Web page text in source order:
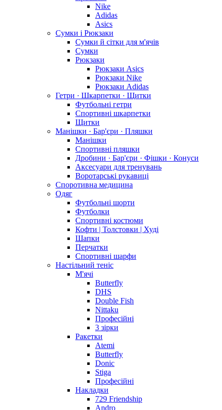
Nike
Adidas
Asics
Сумки і Рюкзаки
Сумки й сітки для м'ячів
Сумки
Рюкзаки
Рюкзаки Asics
Рюкзаки Nike
Рюкзаки Adidas
Гетри · Шкарпетки · Щитки
Футбольні гетри
Спортивні шкарпетки
Щитки
Манішки · Бар'єри · Пляшки
Манішки
Спортивні пляшки
Дробини · Бар'єри · Фішки · Конуси
Аксесуари для тренувань
Воротарські рукавиці
Споротивна медицина
Одяг
Футбольні шорти
Футболки
Спортивні костюми
Кофти | Толстовки | Худі
Шапки
Перчатки
Спортивні шарфи
Настільний теніс
М'ячі
Butterfly
DHS
Double Fish
Nittaku
Професійні
3 зірки
Ракетки
Atemi
Butterfly
Donic
Stiga
Професійні
Накладки
729 Friendship
Andro